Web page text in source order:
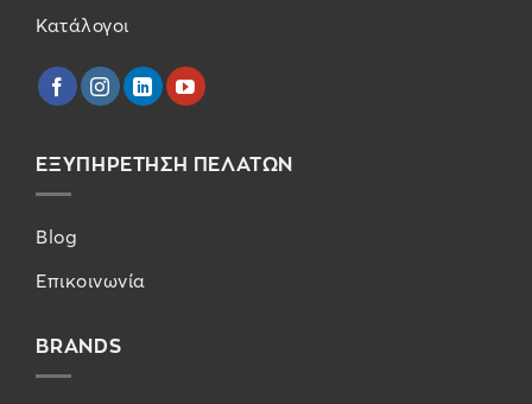
Κατάλογοι
ΕΞΥΠΗΡΕΤΗΣΗ ΠΕΛΑΤΩΝ
Blog
Επικοινωνία
BRANDS